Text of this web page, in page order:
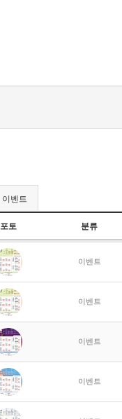
이벤트
포토 분류
이벤트
이벤트
이벤트
이벤트